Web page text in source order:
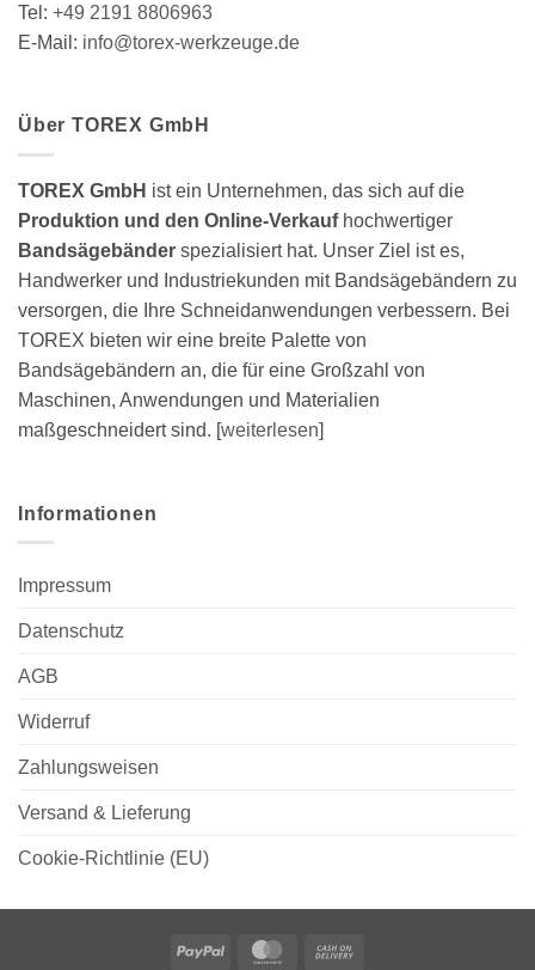
Tel: +49 2191 8806963
E-Mail: info@torex-werkzeuge.de
Über TOREX GmbH
TOREX GmbH ist ein Unternehmen, das sich auf die
Produktion und den Online-Verkaufhochwertiger
Bandsägebänder spezialisiert hat. Unser Ziel ist es,
Handwerker und Industriekunden mit Bandsägebändern zu
versorgen, die Ihre Schneidanwendungen verbessern. Bei
TOREX bieten wir eine breite Palette von
Bandsägebändern an, die für eine Großzahl von
Maschinen, Anwendungen und Materialien
maßgeschneidert sind. [weiterlesen]
Informationen
Impressum
Datenschutz
AGB
Widerruf
Zahlungsweisen
Versand & Lieferung
Cookie-Richtlinie (EU)
PayPal MasterCard